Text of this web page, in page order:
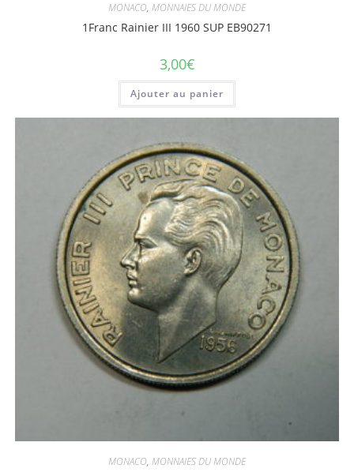
MONACO, MONNAIES DU MONDE
1Franc Rainier III 1960 SUP EB90271
3,00€
Ajouter au panier
MONACO, MONNAIES DU MONDE